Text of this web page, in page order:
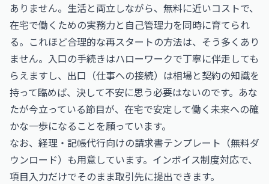
ありません。生活と両立しながら、無料に近いコストで、
在宅で働くための実務力と自己管理力を同時に育てられ
る。これほど合理的な再スタートの方法は、そう多くあり
ません。入口の手続きはハローワークで丁寧に伴走しても
らえますし、出口（仕事への接続）は相場と契約の知識を
持って臨めば、決して不安に思う必要はないのです。あな
たが今立っている節目が、在宅で安定して働く未来への確
かな一歩になることを願っています。
なお、 経理・記帳代行向けの請求書テンプレート（無料ダ
ウンロード） も用意しています。インボイス制度対応で、
項目入力だけでそのまま取引先に提出できます。